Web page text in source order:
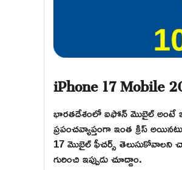
iPhone 17 Mobile
భారతదేశంలో ఐఫోన్ మొబైల్ అంటే
ప్రపంచవ్యాప్తంగా ఇంత క్రిస్
17 మొబైల్ ఫీచర్స్ తెలుసుకోవాలని
గురించి ఇప్పుడు చూద్దాం.